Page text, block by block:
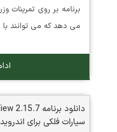
برنامه بر روی تمرینات
می دهد که می توانند
سیارات فلکی برای اندروید